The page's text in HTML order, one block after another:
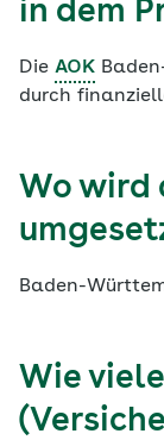
in dem
Die AOK
durch
Wo wird
Baden-
Wie